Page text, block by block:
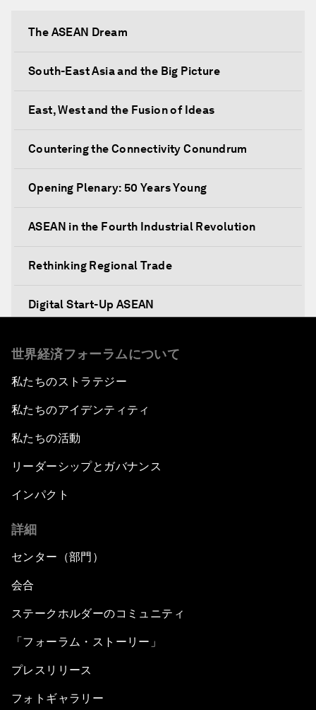
The ASEAN Dream
South-East Asia and the Big Picture
East, West and the Fusion of Ideas
Countering the Connectivity Conundrum
Opening Plenary: 50 Years Young
ASEAN in the Fourth Industrial Revolution
Rethinking Regional Trade
Digital Start-Up ASEAN
Dethroning Cash as King
Illegal Fishing
Digital Intelligence
ASEAN after 50: What Next?
What If: The Youth of ASEAN Run the Region?
Closing Plenary
世界経済フォーラムについて
私たちのストラテジー
私たちのアイデンティティ
私たちの活動
リーダーシップとガバナンス
インパクト
詳細
センター（部門）
会合
ステークホルダーのコミュニティ
「フォーラム・ストーリー」
プレスリリース
フォトギャラリー